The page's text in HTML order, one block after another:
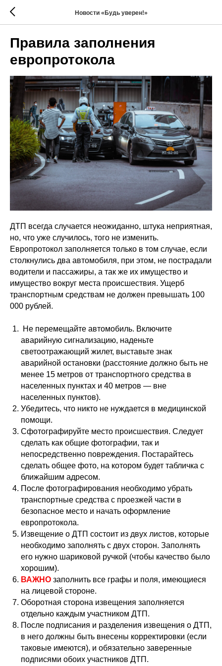
Новости «Будь уверен!»
Правила заполнения
европротокола
ДТП всегда случается неожиданно, штука неприятная,
но, что уже случилось, того не изменить.
Европротокол заполняется только в том случае, если
столкнулись два автомобиля, при этом, не пострадали
водители и пассажиры, а так же их имущество и
имущество вокруг места происшествия. Ущерб
транспортным средствам не должен превышать 100
000 рублей.
Не перемещайте автомобиль. Включите
аварийную сигнализацию, наденьте
светоотражающий жилет, выставьте знак
аварийной остановки (расстояние должно быть не
менее 15 метров от транспортного средства в
населенных пунктах и 40 метров — вне
населенных пунктов).
Убедитесь, что никто не нуждается в медицинской
помощи.
Сфотографируйте место происшествия. Следует
сделать как общие фотографии, так и
непосредственно повреждения. Постарайтесь
сделать общее фото, на котором будет табличка с
ближайшим адресом.
После фотографирования необходимо убрать
транспортные средства с проезжей части в
безопасное место и начать оформление
европротокола.
Извещение о ДТП состоит из двух листов, которые
необходимо заполнять с двух сторон. Заполнять
его нужно шариковой ручкой (чтобы качество было
хорошим).
ВАЖНО заполнить все графы и поля, имеющиеся
на лицевой стороне.
Оборотная сторона извещения заполняется
отдельно каждым участником ДТП.
После подписания и разделения извещения о ДТП,
в него должны быть внесены корректировки (если
таковые имеются), и обязательно заверенные
подписями обоих участников ДТП.